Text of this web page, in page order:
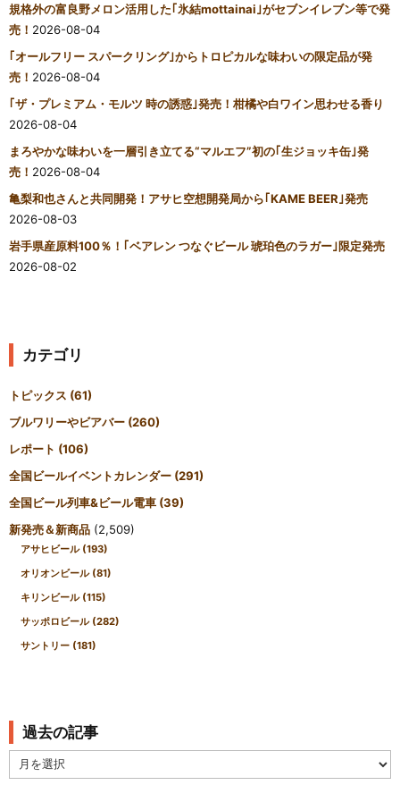
規格外の富良野メロン活用した｢氷結mottainai｣がセブンイレブン等で発
売！ 2026-08-04
｢オールフリー スパークリング｣からトロピカルな味わいの限定品が発
売！ 2026-08-04
｢ザ・プレミアム・モルツ 時の誘惑｣発売！柑橘や白ワイン思わせる香り
2026-08-04
まろやかな味わいを一層引き立てる“マルエフ”初の｢生ジョッキ缶｣発
売！ 2026-08-04
亀梨和也さんと共同開発！アサヒ空想開発局から｢KAME BEER｣発売
2026-08-03
岩手県産原料100％！｢ベアレン つなぐビール 琥珀色のラガー｣限定発売
2026-08-02
カテゴリ
トピックス (61)
ブルワリーやビアバー (260)
レポート (106)
全国ビールイベントカレンダー (291)
全国ビール列車&ビール電車 (39)
新発売＆新商品 (2,509)
アサヒビール (193)
オリオンビール (81)
キリンビール (115)
サッポロビール (282)
サントリー (181)
過去の記事
去